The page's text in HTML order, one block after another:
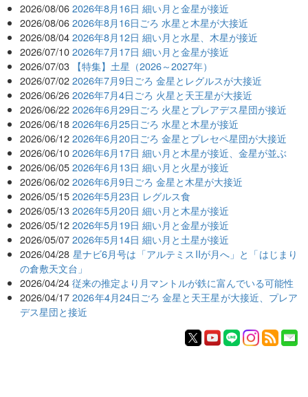
2026/08/06 2026年8月16日 細い月と金星が接近
2026/08/06 2026年8月16日ごろ 水星と木星が大接近
2026/08/04 2026年8月12日 細い月と水星、木星が接近
2026/07/10 2026年7月17日 細い月と金星が接近
2026/07/03 【特集】土星（2026～2027年）
2026/07/02 2026年7月9日ごろ 金星とレグルスが大接近
2026/06/26 2026年7月4日ごろ 火星と天王星が大接近
2026/06/22 2026年6月29日ごろ 火星とプレアデス星団が接近
2026/06/18 2026年6月25日ごろ 水星と木星が接近
2026/06/12 2026年6月20日ごろ 金星とプレセペ星団が大接近
2026/06/10 2026年6月17日 細い月と木星が接近、金星が並ぶ
2026/06/05 2026年6月13日 細い月と火星が接近
2026/06/02 2026年6月9日ごろ 金星と木星が大接近
2026/05/15 2026年5月23日 レグルス食
2026/05/13 2026年5月20日 細い月と木星が接近
2026/05/12 2026年5月19日 細い月と金星が接近
2026/05/07 2026年5月14日 細い月と土星が接近
2026/04/28 星ナビ6月号は「アルテミスIIが月へ」と「はじまり
の倉敷天文台」
2026/04/24 従来の推定より月マントルが鉄に富んでいる可能性
2026/04/17 2026年4月24日ごろ 金星と天王星が大接近、プレア
デス星団と接近